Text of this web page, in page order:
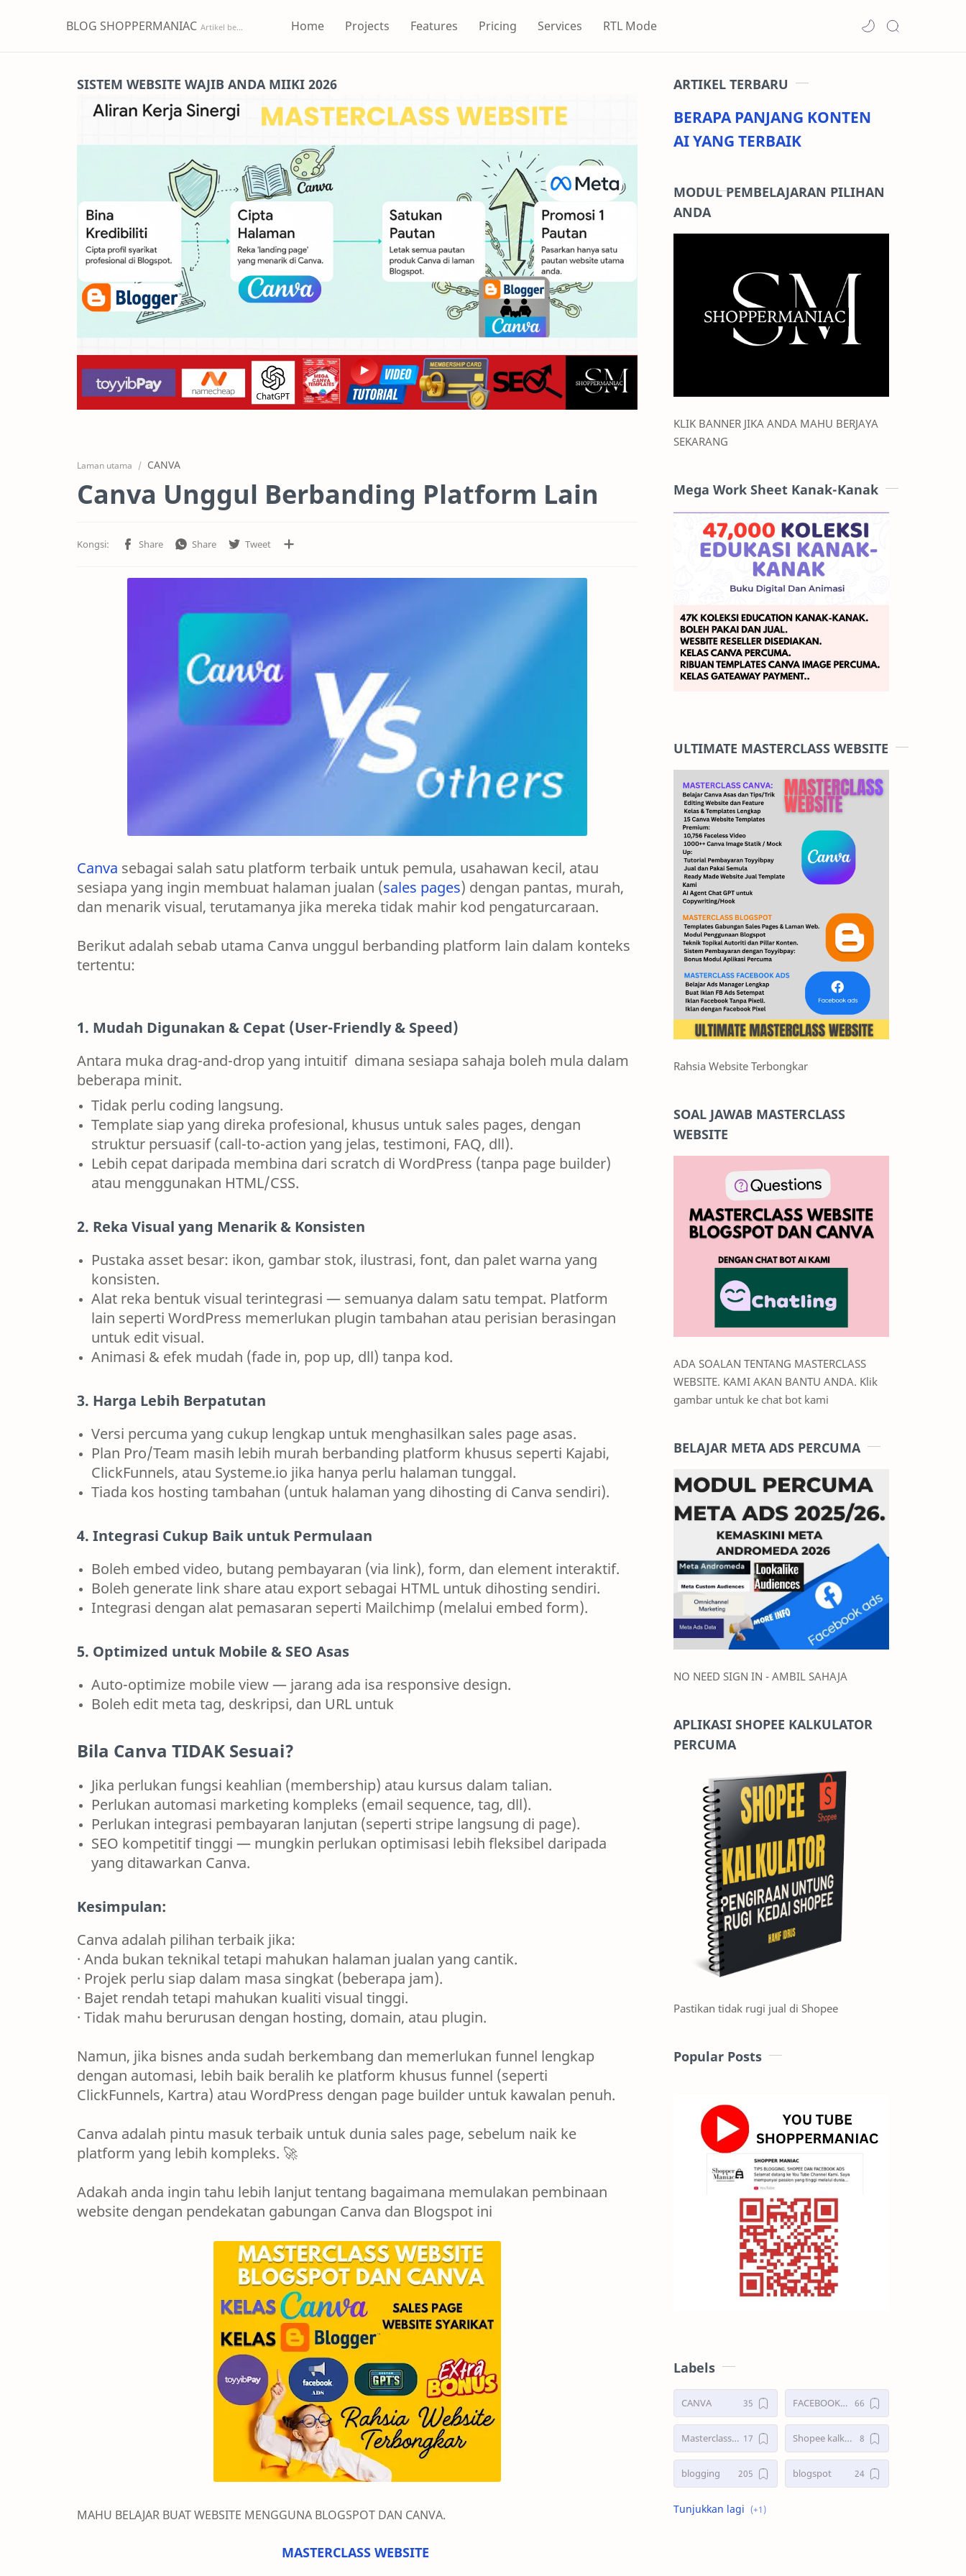
BLOG SHOPPERMANIAC Home Projects Features Pricing Services RTL Mode
SISTEM WEBSITE WAJIB ANDA MIIKI 2026
Laman utama CANVA
Canva Unggul Berbanding Platform Lain
Canva sebagai salah satu platform terbaik untuk pemula, usahawan kecil, atau
sesiapa yang ingin membuat halaman jualan (sales pages) dengan pantas, murah,
dan menarik visual, terutamanya jika mereka tidak mahir kod pengaturcaraan.
Berikut adalah sebab utama Canva unggul berbanding platform lain dalam konteks
tertentu:
1. Mudah Digunakan & Cepat (User-Friendly & Speed)
Antara muka drag-and-drop yang intuitif dimana sesiapa sahaja boleh mula dalam
beberapa minit.
Tidak perlu coding langsung.
Template siap yang direka profesional, khusus untuk sales pages, dengan
struktur persuasif (call-to-action yang jelas, testimoni, FAQ, dll).
Lebih cepat daripada membina dari scratch di WordPress (tanpa page builder)
atau menggunakan HTML/CSS.
2. Reka Visual yang Menarik & Konsisten
Pustaka asset besar: ikon, gambar stok, ilustrasi, font, dan palet warna yang
konsisten.
Alat reka bentuk visual terintegrasi — semuanya dalam satu tempat. Platform
lain seperti WordPress memerlukan plugin tambahan atau perisian berasingan
untuk edit visual.
Animasi & efek mudah (fade in, pop up, dll) tanpa kod.
3. Harga Lebih Berpatutan
Versi percuma yang cukup lengkap untuk menghasilkan sales page asas.
Plan Pro/Team masih lebih murah berbanding platform khusus seperti Kajabi,
ClickFunnels, atau Systeme.io jika hanya perlu halaman tunggal.
Tiada kos hosting tambahan (untuk halaman yang dihosting di Canva sendiri).
4. Integrasi Cukup Baik untuk Permulaan
Boleh embed video, butang pembayaran (via link), form, dan element interaktif.
Boleh generate link share atau export sebagai HTML untuk dihosting sendiri.
Integrasi dengan alat pemasaran seperti Mailchimp (melalui embed form).
5. Optimized untuk Mobile & SEO Asas
Auto-optimize mobile view — jarang ada isa responsive design.
Boleh edit meta tag, deskripsi, dan URL untuk
Bila Canva TIDAK Sesuai?
Jika perlukan fungsi keahlian (membership) atau kursus dalam talian.
Perlukan automasi marketing kompleks (email sequence, tag, dll).
Perlukan integrasi pembayaran lanjutan (seperti stripe langsung di page).
SEO kompetitif tinggi — mungkin perlukan optimisasi lebih fleksibel daripada
yang ditawarkan Canva.
Kesimpulan:
Canva adalah pilihan terbaik jika:
· Anda bukan teknikal tetapi mahukan halaman jualan yang cantik.
· Projek perlu siap dalam masa singkat (beberapa jam).
· Bajet rendah tetapi mahukan kualiti visual tinggi.
· Tidak mahu berurusan dengan hosting, domain, atau plugin.
Namun, jika bisnes anda sudah berkembang dan memerlukan funnel lengkap
dengan automasi, lebih baik beralih ke platform khusus funnel (seperti
ClickFunnels, Kartra) atau WordPress dengan page builder untuk kawalan penuh.
Canva adalah pintu masuk terbaik untuk dunia sales page, sebelum naik ke
platform yang lebih kompleks. 🚀
Adakah anda ingin tahu lebih lanjut tentang bagaimana memulakan pembinaan
website dengan pendekatan gabungan Canva dan Blogspot ini
MAHU BELAJAR BUAT WEBSITE MENGGUNA BLOGSPOT DAN CANVA.
MASTERCLASS WEBSITE
ARTIKEL TERBARU
BERAPA PANJANG KONTEN
AI YANG TERBAIK
MODUL PEMBELAJARAN PILIHAN
ANDA
KLIK BANNER JIKA ANDA MAHU BERJAYA
SEKARANG
Mega Work Sheet Kanak-Kanak
ULTIMATE MASTERCLASS WEBSITE
Rahsia Website Terbongkar
SOAL JAWAB MASTERCLASS
WEBSITE
ADA SOALAN TENTANG MASTERCLASS
WEBSITE. KAMI AKAN BANTU ANDA. Klik
gambar untuk ke chat bot kami
BELAJAR META ADS PERCUMA
NO NEED SIGN IN - AMBIL SAHAJA
APLIKASI SHOPEE KALKULATOR
PERCUMA
Pastikan tidak rugi jual di Shopee
Popular Posts
Labels
CANVA FACEBOOKS ADS
Masterclass Website Shopee kalkulator
blogging blogspot
shopee